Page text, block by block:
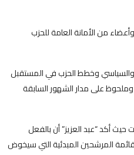
من الأمانة العامة للحزب
وخطط الحزب في المستقبل
على مدار الشهور السابقة
حيث أكد “عبد العزيز” أن بالفعل
المرشحين المبدئية التي سيخوض